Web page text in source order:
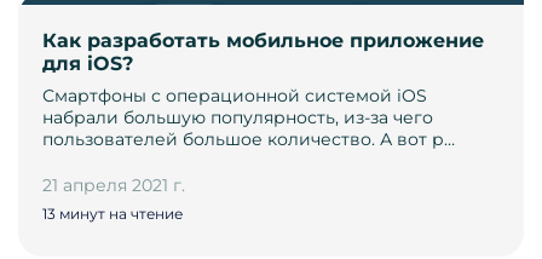
Как разработать мобильное приложение
для iOS?
Смартфоны с операционной системой iOS
набрали большую популярность, из-за чего
пользователей большое количество. А вот р…
21 апреля 2021 г.
13 минут на чтение